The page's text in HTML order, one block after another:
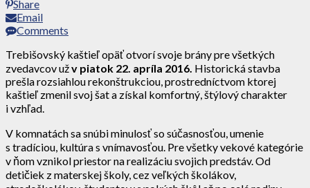
Share
Email
Comments
Trebišovský kaštieľ opäť otvorí svoje brány pre všetkých
zvedavcov užv piatok 22. apríla 2016. Historická stavba
prešla rozsiahlou rekonštrukciou, prostredníctvom ktorej
kaštieľ zmenil svoj šat a získal komfortný, štýlový charakter
i vzhľad.
V komnatách sa snúbi minulosť so súčasnosťou, umenie
s tradíciou, kultúra s vnímavosťou. Pre všetky vekové kategórie
v ňom vznikol priestor na realizáciu svojich predstáv. Od
detičiek z materskej školy, cez veľkých školákov,